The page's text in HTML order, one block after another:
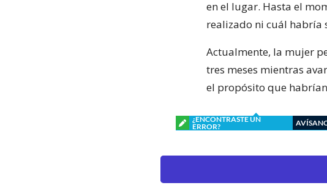
en el lugar. Hasta el
realizado ni cuál habría
Actualmente, la mujer
tres meses mientras
el propósito que
¿ENCONTRASTE UN
ERROR?